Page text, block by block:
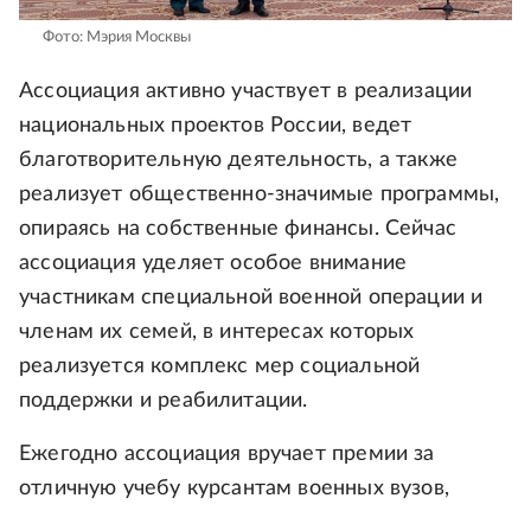
Фото: Мэрия Москвы
Ассоциация активно участвует в реализации
национальных проектов России, ведет
благотворительную деятельность, а также
реализует общественно-значимые программы,
опираясь на собственные финансы. Сейчас
ассоциация уделяет особое внимание
участникам специальной военной операции и
членам их семей, в интересах которых
реализуется комплекс мер социальной
поддержки и реабилитации.
Ежегодно ассоциация вручает премии за
отличную учебу курсантам военных вузов,